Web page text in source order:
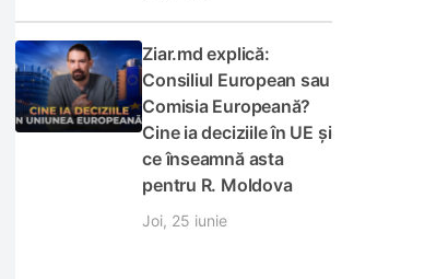
Ziar.md explică:
Consiliul European sau
Comisia Europeană?
Cine ia deciziile în UE și
ce înseamnă asta
pentru R. Moldova
Joi, 25 iunie